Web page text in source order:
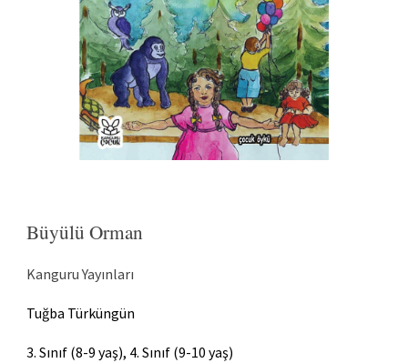
Büyülü Orman
KanguruYayınları
Tuğba Türküngün
3. Sınıf (8-9 yaş), 4. Sınıf (9-10 yaş)